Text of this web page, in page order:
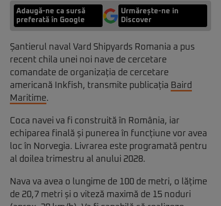
Adaugă-ne ca sursă
preferată în Google
Urmărește-ne in
Discover
Șantierul naval Vard Shipyards Romania a pus
recent chila unei noi nave de cercetare
comandate de organizația de cercetare
americană Inkfish, transmite publicația Baird
Maritime.
Coca navei va fi construită în România, iar
echiparea finală și punerea în funcțiune vor avea
loc în Norvegia. Livrarea este programată pentru
al doilea trimestru al anului 2028.
Nava va avea o lungime de 100 de metri, o lățime
de 20,7 metri și o viteză maximă de 15 noduri